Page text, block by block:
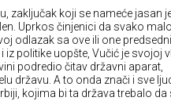
zaključak koji se nameće jasan
Uprkos činjenici da svako malo
odlazak sa ove ili one
iz politike uopšte, Vučić je svojoj
podredio čitav državni aparat,
državu. A to onda znači i sve
kojima bi ta država trebalo da